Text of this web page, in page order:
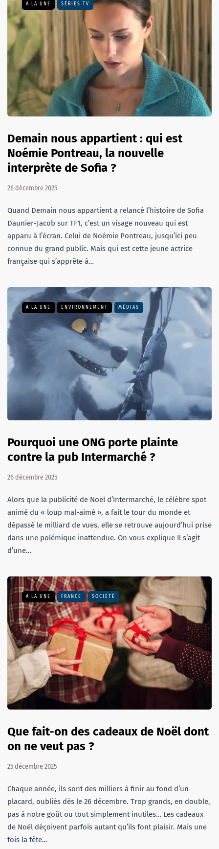
A LA UNE SÉRIES TV
Demain nous appartient : qui est
Noémie Pontreau, la nouvelle
interprète de Sofia ?
26 décembre 2025
Quand Demain nous appartient a relancé l’histoire de Sofia
Daunier-Jacob sur TF1, c’est un visage nouveau qui est
apparu à l’écran. Celui de Noémie Pontreau, jusqu’ici peu
connue du grand public. Mais qui est cette jeune actrice
française qui s’apprête à…
A LA UNE ENVIRONNEMENT MÉDIAS
Pourquoi une ONG porte plainte
contre la pub Intermarché ?
26 décembre 2025
Alors que la publicité de Noël d’Intermarché, le célèbre spot
animé du « loup mal-aimé », a fait le tour du monde et
dépassé le milliard de vues, elle se retrouve aujourd’hui prise
dans une polémique inattendue. On vous explique Il s’agit
d’une…
A LA UNE FRANCE SOCIÉTÉ
Que fait-on des cadeaux de Noël dont
on ne veut pas ?
25 décembre 2025
Chaque année, ils sont des milliers à finir au fond d’un
placard, oubliés dès le 26 décembre. Trop grands, en double,
pas à notre goût ou tout simplement inutiles… Les cadeaux
de Noël déçoivent parfois autant qu’ils font plaisir. Mais une
fois la fête…